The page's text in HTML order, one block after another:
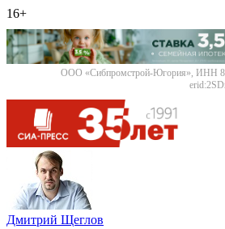
16+
ООО «Сибпромстрой-Югория», ИНН
Дмитрий Щеглов